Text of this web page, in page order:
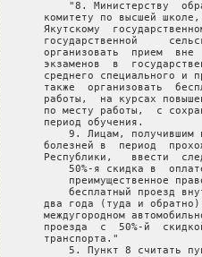
"8. Министерству
комитету по высшей
Якутскому
государственной
организовать  прием  вне
экзаменов  в
среднего специального и
также  организовать
работы,  на курсах
по месту работы,  с
   период обучения.
9. Лицам, получившим
болезней в  период
Республики,   ввести
50%-я скидка в
преимущественное
бесплатный проезд
два года (туда и
междугородном
проезда  с  50%-й
   транспорта."
5. Пункт 8 считать